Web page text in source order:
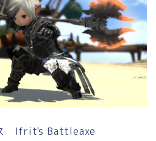
ス Ifrit's Battleaxe